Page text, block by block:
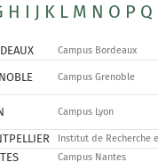
H I J K L M N O P Q
Campus Bordeaux
Campus Grenoble
Campus Lyon
Institut de Recherche
Campus Nantes